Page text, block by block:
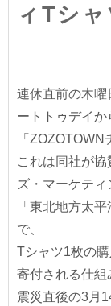
ィTシャ
連休直前の木曜
ートトゥデイか
「
これは同社が
ズ・マーケティ
「東北地方太
で、
Tシャツ1枚の
寄付される仕組
震災直後の3月